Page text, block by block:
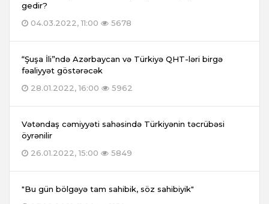
gedir?
04.03.2022, 11:00
5678
“Şuşa İli”ndə Azərbaycan və Türkiyə QHT-ləri birgə
fəaliyyət göstərəcək
28.01.2022, 16:00
5962
Vətəndaş cəmiyyəti sahəsində Türkiyənin təcrübəsi
öyrənilir
26.01.2022, 15:00
5849
"Bu gün bölgəyə tam sahibik, söz sahibiyik"